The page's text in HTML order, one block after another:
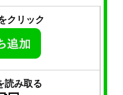
クリック
読み取る